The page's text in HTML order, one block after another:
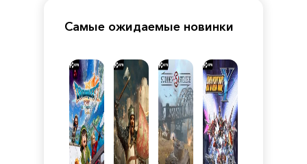
Самые ожидаемые новинки